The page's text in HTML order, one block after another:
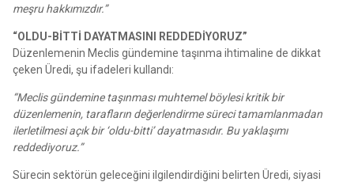
meşru hakkımızdır.”
“OLDU-BİTTİ DAYATMASINI REDDEDİYORUZ”
Düzenlemenin Meclis gündemine taşınma ihtimaline de dikkat
çeken Üredi, şu ifadeleri kullandı:
“Meclis gündemine taşınması muhtemel böylesi kritik bir
düzenlemenin, tarafların değerlendirme süreci tamamlanmadan
ilerletilmesi açık bir ‘oldu-bitti’ dayatmasıdır. Bu yaklaşımı
reddediyoruz.”
Sürecin sektörün geleceğini ilgilendirdiğini belirten Üredi, siyasi